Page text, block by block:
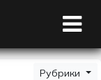
Рубрики